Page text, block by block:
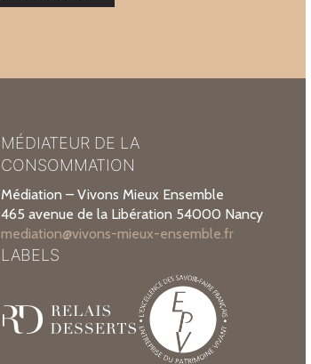
MÉDIATEUR DE LA
CONSOMMATION
Médiation – Vivons Mieux Ensemble
465 avenue de la Libération 54000 Nancy
mediation@vivons-mieux-ensemble.fr
LABELS